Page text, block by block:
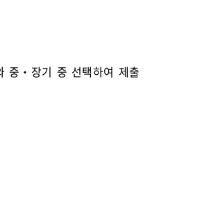
중‧장기 중 선택하여 제출